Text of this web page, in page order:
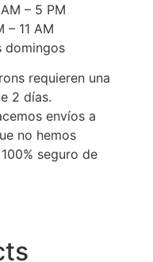
– 5 PM
– 11 AM
domingos
requieren una
2 días.
envíos a
no hemos
seguro de